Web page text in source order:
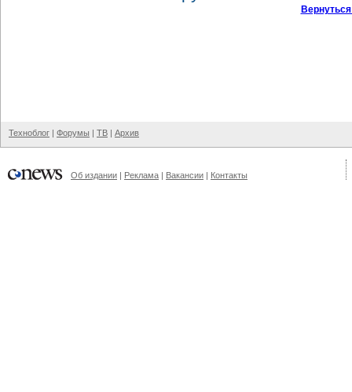
Техноблог | Форумы | ТВ | Архив
Об издании | Реклама | Вакансии | Контакты